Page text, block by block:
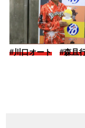
#川口オート #森且